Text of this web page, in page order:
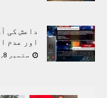
داعش کی
اور عدم
ستمبر 8, 2022